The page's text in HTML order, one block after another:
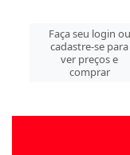
Faça seu login ou
cadastre-se para
ver preços e
comprar